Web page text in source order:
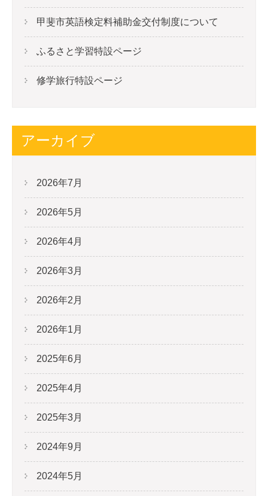
甲斐市英語検定料補助金交付制度について
ふるさと学習特設ページ
修学旅行特設ページ
アーカイブ
2026年7月
2026年5月
2026年4月
2026年3月
2026年2月
2026年1月
2025年6月
2025年4月
2025年3月
2024年9月
2024年5月